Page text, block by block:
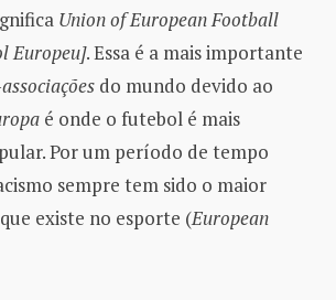
Union of European Football
Europeu]. Essa é a mais importante
do mundo devido ao
é onde o futebol é mais
Por um período de tempo
sempre tem sido o maior
existe no esporte (European